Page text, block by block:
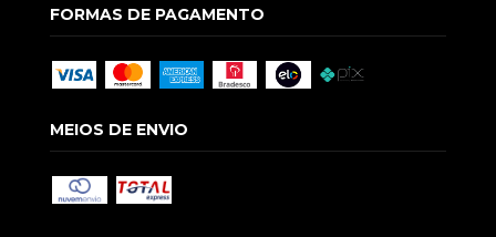
FORMAS DE PAGAMENTO
MEIOS DE ENVIO